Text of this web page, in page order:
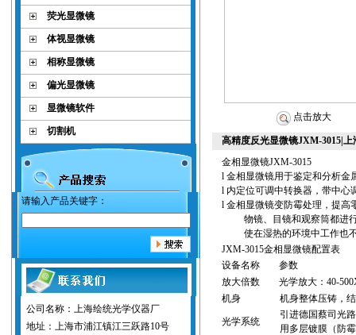
荧光显微镜
体视显微镜
相称显微镜
偏光显微镜
显微镜软件
切割机
请输入产品关键字：
公司名称：上海绘统光学仪器厂
地址：上海市浦江镇江三跃路10号
点击放大
高精度反光显微镜JXM-3015|
金相显微镜JXM-3015
l金相显微镜用于鉴定和分析金
l 内定位可调中转换器，带中心
l金相显微镜变防霉处理，提高
物镜、目镜和观察筒都进
使在湿热的环境中工作也
JXM-3015金相显微镜配置表
设备名称
参数
放大倍数
光学放大：40-50
机身
机身整体压铸，
光学系统
引进德国蔡司光
用多层镀膜 （防